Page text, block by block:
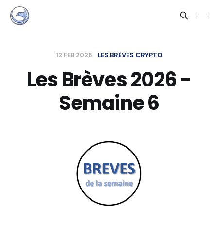
12 FEB 2026 LES BRÈVES CRYPTO
Les Brèves 2026 -
Semaine 6